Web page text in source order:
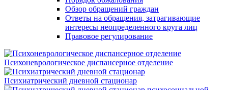
Обзор обращений граждан
Ответы на обращения, затрагивающие
интересы неопределенного круга лиц
Правовое регулирование
Психоневрологическое диспансерное отделение
Психиатрический дневной стационар